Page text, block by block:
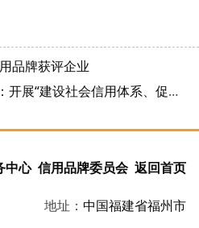
品牌获评企业
社会信用体系、促进社会和谐发展”宣传活动
中心 信用品牌委员会 返回首页
地址： 中国福建省福州市